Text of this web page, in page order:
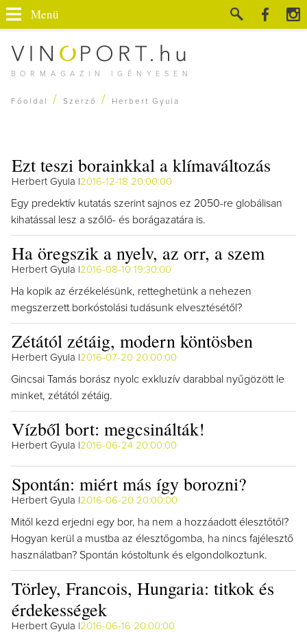
BORMAGAZIN IGÉNYESEN
Menü
Főoldal / Szerző / Herbert Gyula
Ezt teszi borainkkal a klímaváltozás
Herbert Gyula | 2016-12-18 20:00:00
Egy predektív kutatás szerint sajnos ez 2050-re globálisan
kihatással lesz a szőlő- és borágazatára is.
Ha öregszik a nyelv, az orr, a szem
Herbert Gyula | 2016-08-10 19:30:00
Ha kopik az érzékelésünk, retteghetünk a nehezen
megszerzett borkóstolási tudásunk elvesztésétől?
Zétától zétáig, modern köntösben
Herbert Gyula | 2016-07-20 20:00:00
Gincsai Tamás borász nyolc exkluzív darabbal nyűgözött le
minket, zétától zétáig.
Vízből bort: megcsinálták!
Herbert Gyula | 2016-06-24 20:00:00
Spontán: miért más így borozni?
Herbert Gyula | 2016-06-20 20:00:00
Mitől kezd erjedni egy bor, ha nem a hozzáadott élesztőtől?
Hogyan kerül a mustba az élesztőgomba, ha nincs fajélesztő
használatban? Spontán kóstoltunk és elgondolkoztunk.
Törley, Francois, Hungaria: titkok és
érdekességek
Herbert Gyula | 2016-06-16 20:00:00